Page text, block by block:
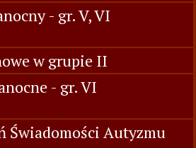
- gr. V, VI
w grupie II
- gr. VI
Świadomości Autyzmu